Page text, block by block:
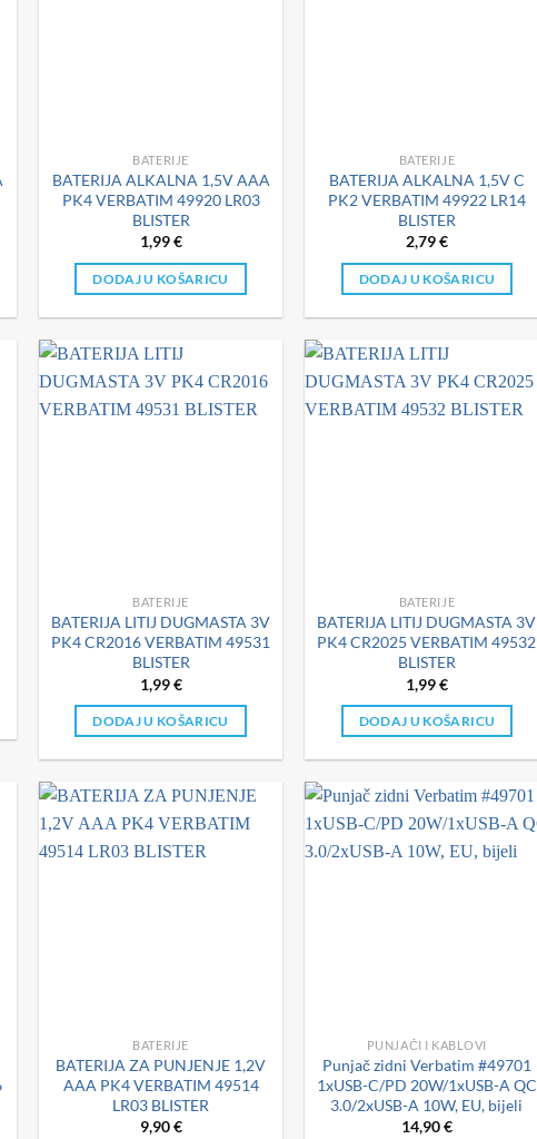
BATERIJE
BATERIJA ALKALNA 1,5V AAA
PK4 VERBATIM 49920 LR03
BLISTER
1,99€
DODAJ U KOŠARICU
BATERIJE
BATERIJA ALKALNA 1,5V C
PK2 VERBATIM 49922 LR14
BLISTER
2,79€
DODAJ U KOŠARICU
BATERIJE
BATERIJA LITIJ DUGMASTA 3V
PK4 CR2016 VERBATIM 49531
BLISTER
1,99€
DODAJ U KOŠARICU
BATERIJE
BATERIJA LITIJ DUGMASTA 3V
PK4 CR2025 VERBATIM 49532
BLISTER
1,99€
DODAJ U KOŠARICU
BATERIJE
BATERIJA ZA PUNJENJE 1,2V
AAA PK4 VERBATIM 49514
LR03 BLISTER
9,90€
PUNJAČI I KABLOVI
Punjač zidni Verbatim #49701
1xUSB-C/PD 20W/1xUSB-A QC
3.0/2xUSB-A 10W, EU, bijeli
14,90€